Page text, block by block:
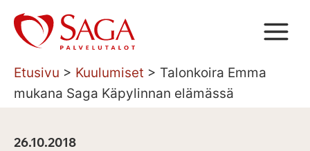
Siirry
sisältöön
Etusivu > Kuulumiset > Talonkoira Emma
mukana Saga Käpylinnan elämässä
26.10.2018